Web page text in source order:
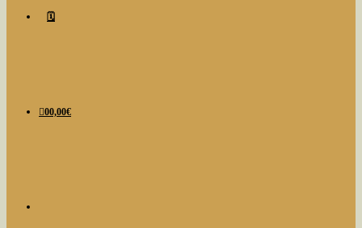
🗓️
00,00€